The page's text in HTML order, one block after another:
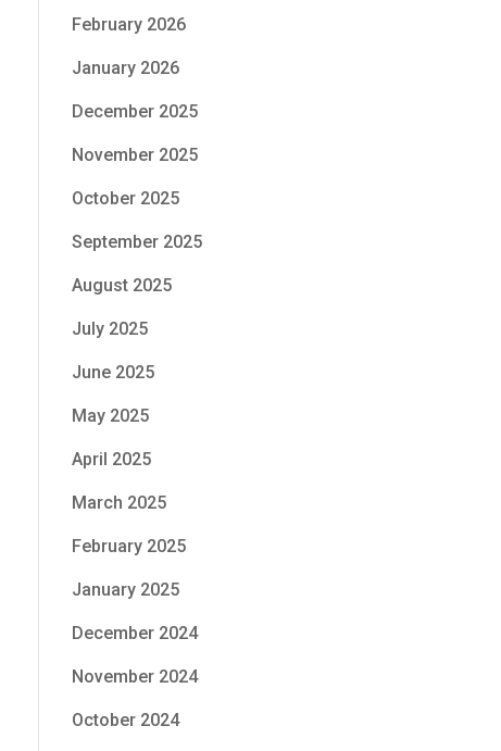
February 2026
January 2026
December 2025
November 2025
October 2025
September 2025
August 2025
July 2025
June 2025
May 2025
April 2025
March 2025
February 2025
January 2025
December 2024
November 2024
October 2024